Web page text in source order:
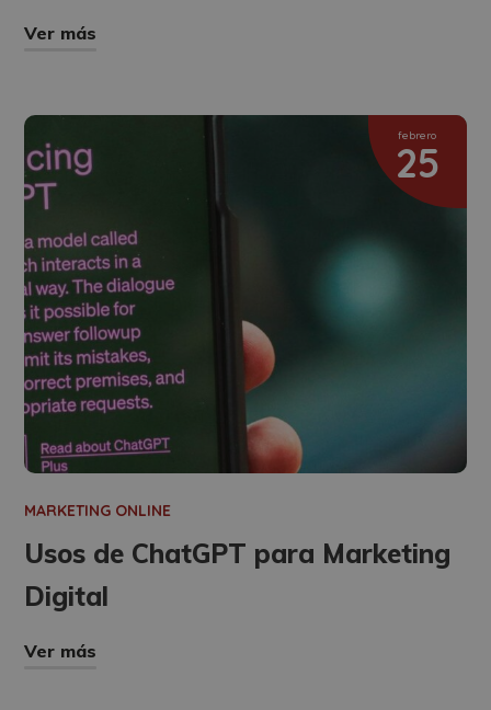
Ver más
febrero
25
MARKETING ONLINE
Usos de ChatGPT para Marketing
Digital
Ver más